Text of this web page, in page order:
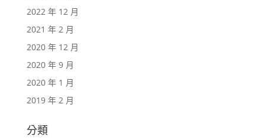
2022 年 12 月
2021 年 2 月
2020 年 12 月
2020 年 9 月
2020 年 1 月
2019 年 2 月
分類